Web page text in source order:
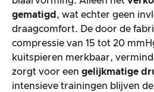
gematigd , wat echter geen
draagcomfort. De door de
compressie van 15 tot 20
kuitspieren merkbaar,
zorgt voor een gelijkmatige
intensieve trainingen blijven